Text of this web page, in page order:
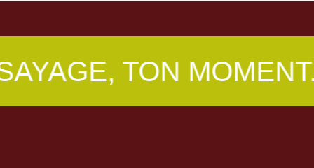
TON MOMENT.